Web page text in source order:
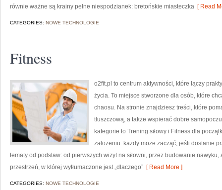
równie ważne są krainy pełne niespodzianek: bretońskie miasteczka [ Read
CATEGORIES: NOWE TECHNOLOGIE
Fitness
o2fit.pl to centrum aktywności, które łączy
życia. To miejsce stworzone dla osób, które
chaosu. Na stronie znajdziesz treści, które
tłuszczową, a także wspierać dobre
kategorie to Trening siłowy i Fitness dla
założeniu: każdy może zacząć, jeśli dostanie
tematy od podstaw: od pierwszych wizyt na siłowni, przez budowanie
przestrzeń, w której wytłumaczone jest „dlaczego” [ Read More ]
CATEGORIES: NOWE TECHNOLOGIE